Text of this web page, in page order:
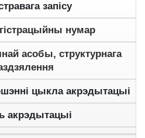
запісу
нумар
асобы, структурнага
цыкла акрэдытацыі
акрэдытацыі